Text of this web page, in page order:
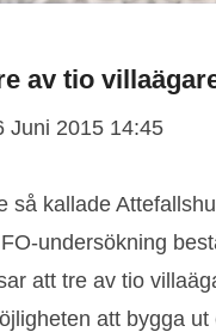
av tio
Juni 2015 14:45
så kallade
undersökning
att tre av tio
att bygga